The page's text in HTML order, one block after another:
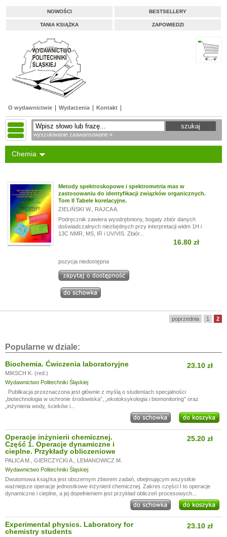
NOWOŚCI BESTSELLERY
TANIA KSIĄŻKA ZAPOWIEDZI
O wydawnictwie Wydarzenia Kontakt
wyszukiwanie zaawansowane »
Chemia
Metody spektroskopowe i spektrometria mas w
zastosowaniu do identyfikacji związków organicznych.
Tom II Tabele korelacyjne.
ZIELIŃSKI W.
RAJCA A.
Podręcznik zawiera wyodrębniony, bogaty zbiór danych
doświadczalnych niezbędnych przy interpretacji widm 1H i
13C NMR, MS, IR i UV/VIS. Zbiór...
16.80 zł
pozycja niedostępna
poprzednia 1 2
Popularne w dziale:
Biochemia. Ćwiczenia laboratoryjne
MIKSCH K. (red.)
Wydawnictwo Politechniki Śląskiej
23.10 zł
Publikacja przeznaczona jest głównie z myślą o studentach specjalności
„biotechnologia w ochronie środowiska”, „ekotoksykologia i biomonitoring” oraz
„inżynieria wody, ścieków i...
Operacje inżynierii chemicznej.
Część 1. Operacje dynamiczne i
cieplne. Przykłady obliczeniowe
PALICA M. GIERCZYCKI A.
LEMANOWICZ M.
Wydawnictwo Politechniki Śląskiej
25.20 zł
Dwutomowa książka jest obszernym zbiorem zadań, obejmującym wszystkie
ważniejsze operacje jednostkowe inżynierii chemicznej. Zakres części I to operacje
dynamiczne i cieplne, a jej dopełnieniem jest przykład obliczeń procesowych...
Experimental physics. Laboratory for
chemistry students
23.10 zł